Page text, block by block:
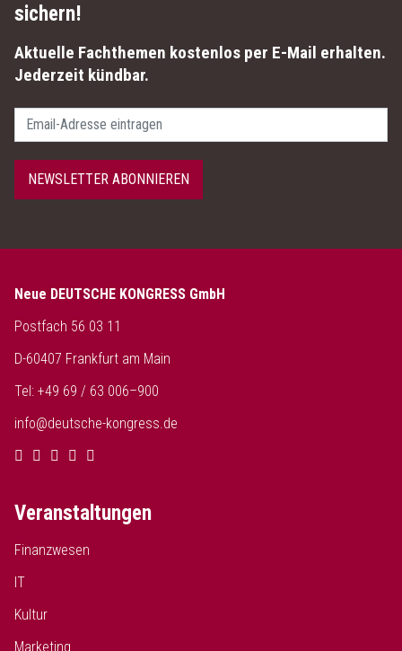
sichern!
Aktuelle Fachthemen kostenlos per E-Mail erhalten.
Jederzeit kündbar.
Passwort
NEWSLETTER ABONNIEREN
Neue DEUTSCHE KONGRESS GmbH
Postfach 56 03 11
D-60407 Frankfurt am Main
Tel: +49 69 / 63 006–900
info@deutsche-kongress.de
Veranstaltungen
Finanzwesen
IT
Kultur
Marketing